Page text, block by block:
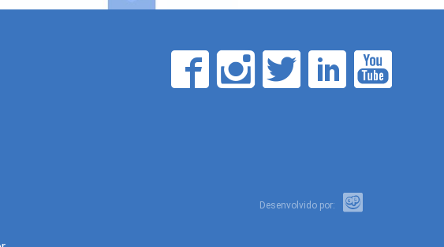
Desenvolvido por: